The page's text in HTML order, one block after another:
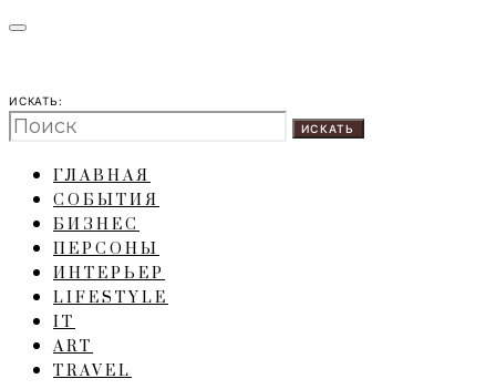
ИСКАТЬ:
ИСКАТЬ
ГЛАВНАЯ
СОБЫТИЯ
БИЗНЕС
ПЕРСОНЫ
ИНТЕРЬЕР
LIFESTYLE
IT
ART
TRAVEL